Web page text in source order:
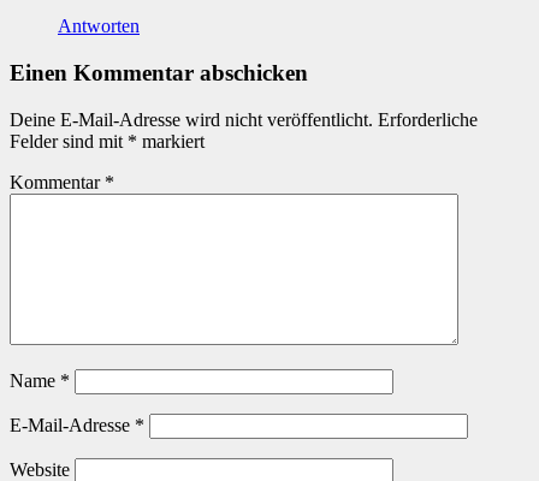
Antworten
Einen Kommentar abschicken
Deine E-Mail-Adresse wird nicht veröffentlicht. Erforderliche
Felder sind mit * markiert
Kommentar *
Name *
E-Mail-Adresse *
Website